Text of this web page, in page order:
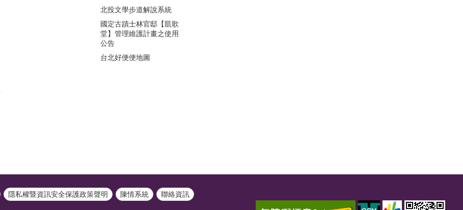
北投文學步道解說系統
國定古蹟士林官邸【凱歌
堂】管理維護計畫之使用
公告
台北好便便地圖
隱私權暨資訊安全保護政策聲明 陳情系統 聯絡資訊